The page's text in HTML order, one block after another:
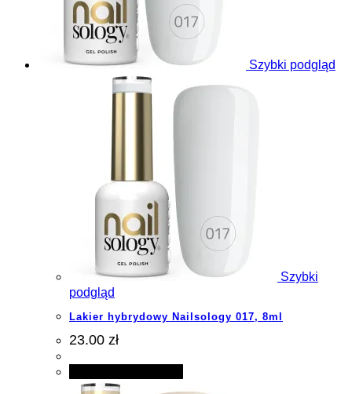
Szybki podgląd
Szybki
podgląd
Lakier hybrydowy Nailsology 017, 8ml
23.00 zł